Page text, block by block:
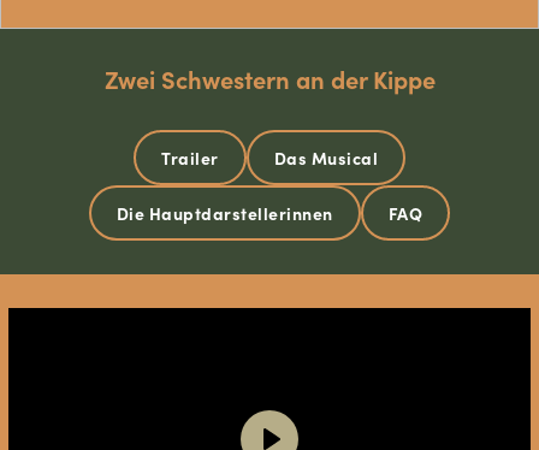
Zwei Schwestern an der Kippe
Trailer Das Musical
Die Hauptdarstellerinnen FAQ